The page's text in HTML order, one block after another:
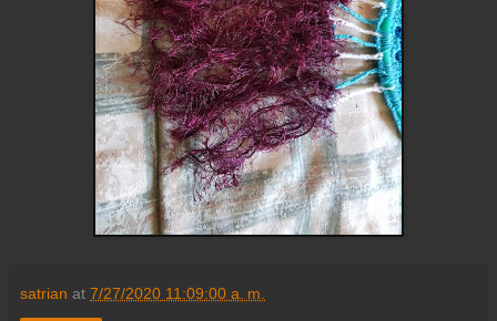
satrian at 7/27/2020 11:09:00 a. m.